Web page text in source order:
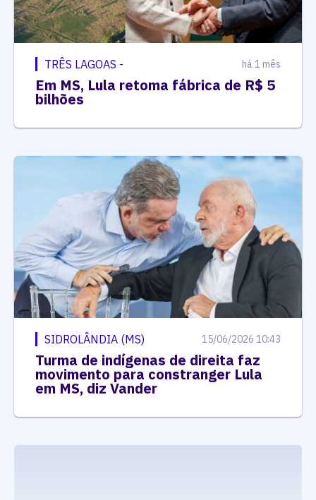
TRÊS LAGOAS - há 1 mês
Em MS, Lula retoma fábrica de R$ 5
bilhões
SIDROLÂNDIA (MS) 15/06/2026 10:43
Turma de indígenas de direita faz
movimento para constranger Lula
em MS, diz Vander